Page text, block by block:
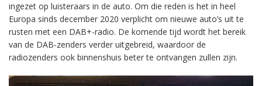
ingezet op luisteraars in de auto. Om die reden is het in heel
Europa sinds december 2020 verplicht om nieuwe auto’s uit te
rusten met een DAB+-radio. De komende tijd wordt het bereik
van de DAB-zenders verder uitgebreid, waardoor de
radiozenders ook binnenshuis beter te ontvangen zullen zijn.